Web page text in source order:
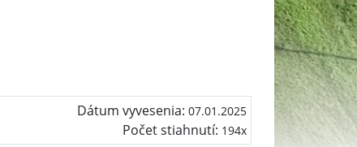
Dátum vyvesenia: 07.01.2025
Počet stiahnutí: 194x